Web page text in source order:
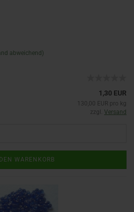
abweichend)
1,30 EUR
130,00 EUR pro kg
zzgl. Versand
WARENKORB